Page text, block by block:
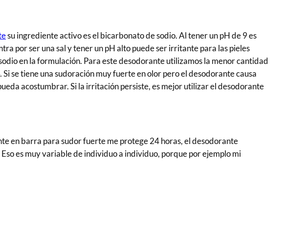
su ingrediente activo es el bicarbonato de sodio. Al tener un pH de 9 es
por ser una sal y tener un pH alto puede ser irritante para las pieles
en la formulación. Para este desodorante utilizamos la menor cantidad
se tiene una sudoración muy fuerte en olor pero el desodorante causa
acostumbrar. Si la irritación persiste, es mejor utilizar el desodorante
en barra para sudor fuerte me protege 24 horas, el desodorante
es muy variable de individuo a individuo, porque por ejemplo mi